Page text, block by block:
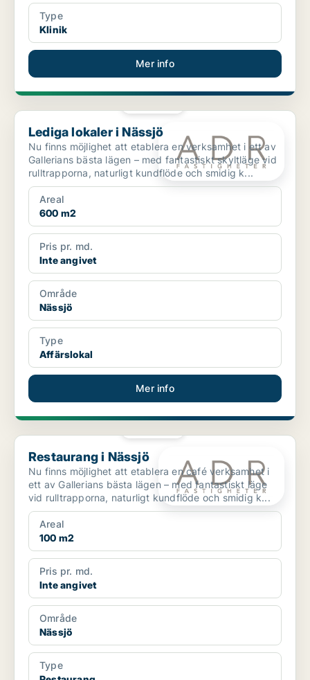
Type
Klinik
Mer info
Lediga lokaler i Nässjö
Lediga lokaler i Nässjö
Nu finns möjlighet att etablera en verksamhet i ett av
Gallerians bästa lägen – med fantastiskt skyltläge vid
rulltrapporna, naturligt kundflöde och smidig k...
Areal
600 m2
Pris pr. md.
Inte angivet
Område
Nässjö
Type
Affärslokal
Mer info
Restaurang i Nässjö
Restaurang i Nässjö
Nu finns möjlighet att etablera en café verksamhet i
ett av Gallerians bästa lägen – med fantastiskt läge
vid rulltrapporna, naturligt kundflöde och smidig k...
Areal
100 m2
Pris pr. md.
Inte angivet
Område
Nässjö
Type